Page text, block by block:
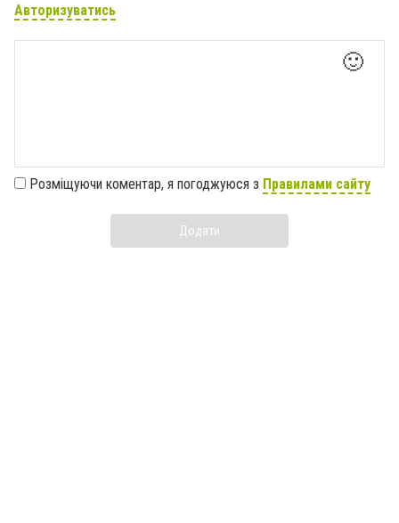
Авторизуватись
🙂
Розміщуючи коментар, я погоджуюся з Правилами сайту
Додати